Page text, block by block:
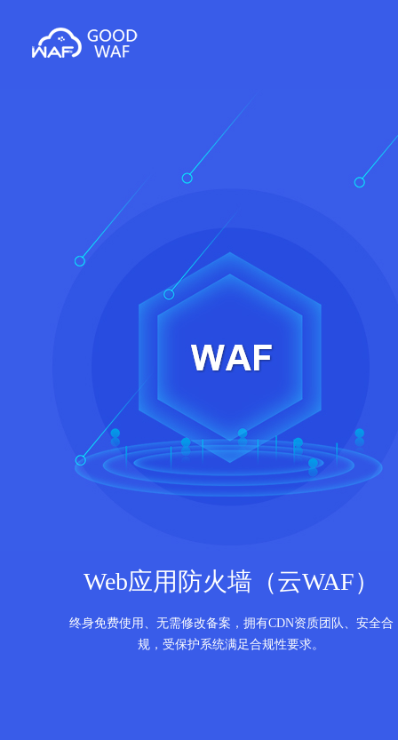
Web应用防火墙（云WAF）
终身免费使用、无需修改备案，拥有CDN资质团队、安全合
规，受保护系统满足合规性要求。